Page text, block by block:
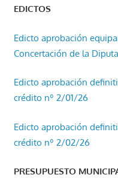
EDICTOS
Edicto aprobación
Concertación de la
Edicto aprobación
crédito nº 2/01/26
Edicto aprobación
crédito nº 2/02/26
PRESUPUESTO